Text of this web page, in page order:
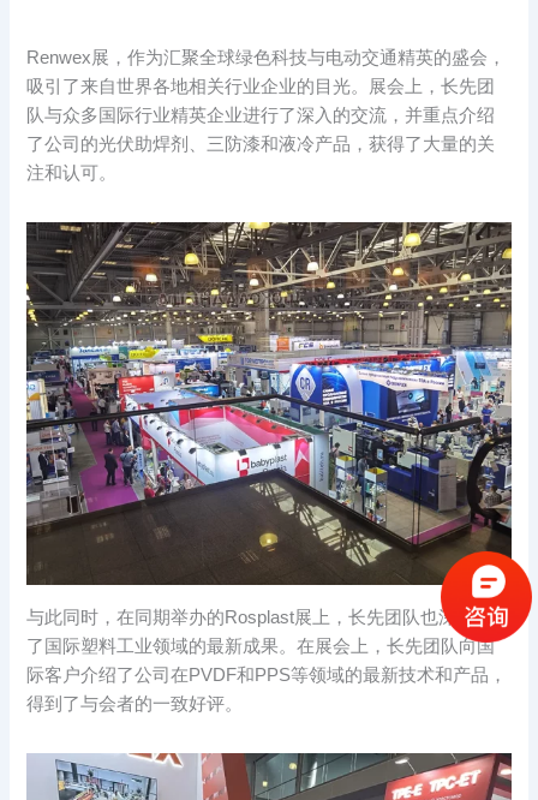
Renwex展，作为汇聚全球绿色科技与电动交通精英的盛会，
吸引了来自世界各地相关行业企业的目光。展会上，长先团
队与众多国际行业精英企业进行了深入的交流，并重点介绍
了公司的光伏助焊剂、三防漆和液冷产品，获得了大量的关
注和认可。
与此同时，在同期举办的Rosplast展上，长先团队也深入了解
了国际塑料工业领域的最新成果。在展会上，长先团队向国
际客户介绍了公司在PVDF和PPS等领域的最新技术和产品，
得到了与会者的一致好评。